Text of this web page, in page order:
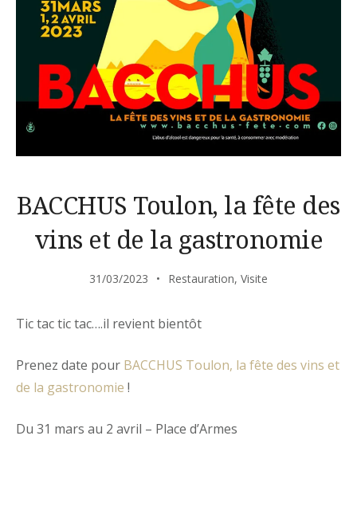
BACCHUS Toulon, la fête des
vins et de la gastronomie
31/03/2023 Restauration, Visite
Tic tac tic tac….il revient bientôt
Prenez date pour BACCHUS Toulon, la fête des vins et
de la gastronomie !
Du 31 mars au 2 avril – Place d’Armes